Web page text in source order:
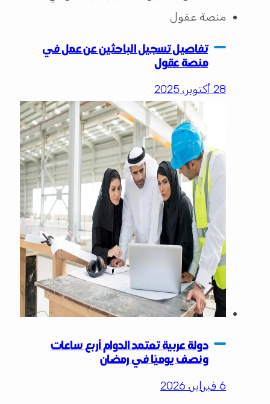
تفاصيل تسجيل الباحثين عن عمل في
منصة عقول
28 أكتوبر، 2025
دولة عربية تعتمد الدوام أربع ساعات
ونصف يوميًا في رمضان
6 فبراير، 2026